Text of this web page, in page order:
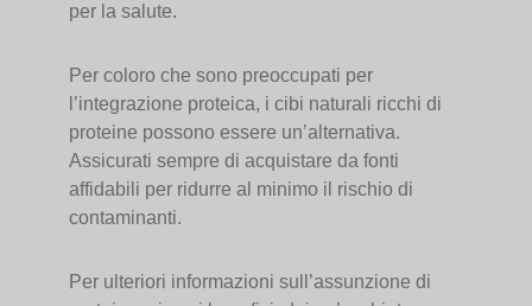
per la salute.
Per coloro che sono preoccupati per
l’integrazione proteica, i cibi naturali ricchi di
proteine possono essere un’alternativa.
Assicurati sempre di acquistare da fonti
affidabili per ridurre al minimo il rischio di
contaminanti.
Per ulteriori informazioni sull’assunzione di